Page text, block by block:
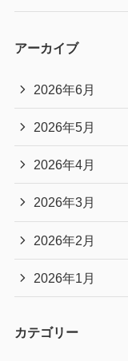
アーカイブ
2026年6月
2026年5月
2026年4月
2026年3月
2026年2月
2026年1月
カテゴリー